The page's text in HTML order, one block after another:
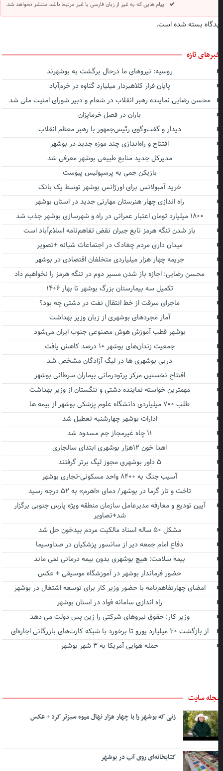
پیام هایی که به غیر از زبان فارسی یا غیر مرتبط باشد منتشر نخواهد شد.
بسته شده است.
تازه
روسیه: نیروهای ما درحال برگشت به بوشهرند
پایان فرار کلاهبردار میلیارد گناوه در خرم‌آباد
محسن رضایی نماینده رهبر انقلاب در شعام و دبیر شورای امنیت ملی شد
باران در فصل خرماپزان
دیدار و گفت‌وگوی رئیس‌جمهور با رهبر معظم انقلاب
افتتاح و راه‌اندازی چند موزه جدید در بوشهر
مدیرکل جدید منابع طبیعی بوشهر معرفی شد
بازیکن جمی به پرسپولیس پیوست
خرید آمبولانس برای اورژانس بوشهر توسط یک بانک
راه اندازی چهار هنرستان مهارتی جدید در استان بوشهر
۱۸۰۰ میلیارد تومان اعتبار عمرانی در راه و شهرسازی بوشهر جذب شد
باز شدن تنگه هرمز تابع جبران نقض تفاهم‌نامه اسلام‌آباد است
میدان داری مردم چغادک در اجتماعات شبانه +تصویر
جریمه چهار هزار میلیاردی متخلفان اقتصادی در بوشهر
محسن رضایی: اجازه باز شدن مسیر دوم در تنگه هرمز را نخواهیم داد
تکمیل سه بیمارستان بزرگ بوشهر تا بهار ۱۴۰۶
ماجرای سرقت از خط انتقال نفت در دشتی چه بود؟
آمار مجردهای بوشهری از زبان وزیر بهداشت
بوشهر قطب آموزش هوش مصنوعی جنوب ایران می‌شود
جمعیت زندان‌های بوشهر ۱۰ درصد کاهش یافت
دربی بوشهری ها در لیگ آزادگان مشخص شد
افتتاح نخستین مرکز پرتودرمانی بیماران سرطانی بوشهر
مهمترین خواسته نماینده دشتی و تنگستان از وزیر بهداشت
طلب ۷۰۰ میلیاردی دانشگاه علوم پزشکی بوشهر از بیمه ها
ادارات بوشهر چهارشنبه تعطیل شد
اهدا خون ۱۲هزار بوشهری ابتدای سالجاری
آسیب جنگ به ۸۴۰۰ واحد مسکونی-تجاری بوشهر
تاخت و تاز گرما در بوشهر/ دمای «اهرم» به ۵۲ درجه رسید
آیین تودیع و معارفه مدیرعامل سازمان منطقه ویژه پارس جنوبی برگزار
شد+تصاویر
مشکل ۵۰ ساله اسناد مالکیت مردم بیدخون حل شد
دفاع امام جمعه دیر از سانسور پزشکیان در صداوسیما
بیمه سلامت: هیچ بوشهری بدون بیمه درمانی نمی ماند
حضور فرماندار بوشهر در آموزشگاه موسیقی + عکس
امضای چهارتفاهم‌نامه با حضور وزیر کار برای توسعه اشتغال در بوشهر
راه اندازی سامانه فواد در استان بوشهر
وزیر کار: حقوق نیروهای شرکتی را زین پس دولت می دهد
از بازگشت ۲۰ میلیارد یورو تا برخورد با شبکه کارت‌های بازرگانی اجاره‌ای
حمله هوایی آمریکا به ۳ شهر بوشهر
سایت
زنی که بوشهر را با چهار هزار نهال میوه سبزتر کرد + عکس
کتابخانه‌ای روی آب در بوشهر